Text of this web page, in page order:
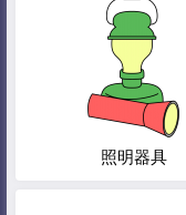
照明器具